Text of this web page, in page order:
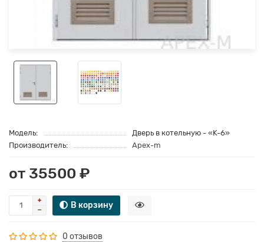
Модель:
Дверь в котельную - «K-6»
Производитель:
Apex-m
от 35500 ₽
В корзину
0 отзывов